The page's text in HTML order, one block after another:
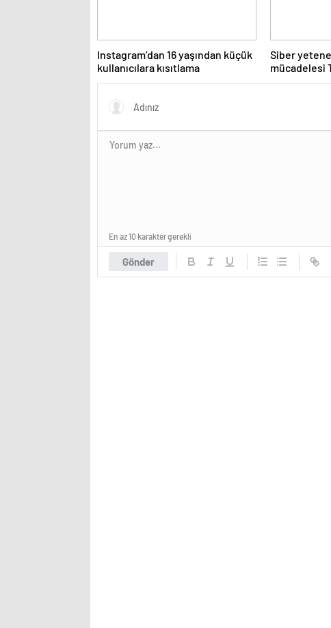
Instagram’dan 16 yaşından küçük
kullanıcılara kısıtlama
Siber
mücadelesi
Gönder
En az 10 karakter gerekli